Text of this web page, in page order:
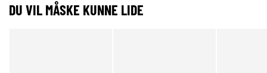
DU VIL MÅSKE KUNNE LIDE